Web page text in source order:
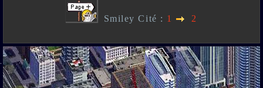
Smiley Cité : 1 2